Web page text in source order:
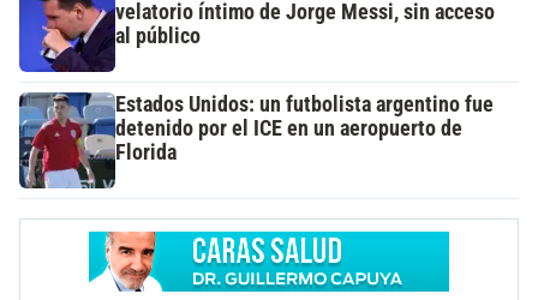
velatorio íntimo de Jorge Messi, sin acceso
al público
Estados Unidos: un futbolista argentino fue
detenido por el ICE en un aeropuerto de
Florida